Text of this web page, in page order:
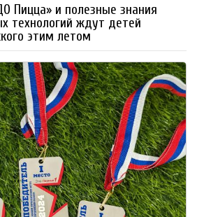
Пицца» и полезные знания
технологий ждут детей
этим летом